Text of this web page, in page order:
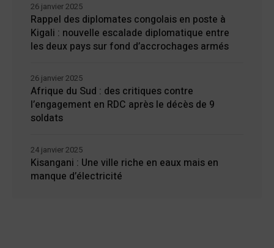
Rappel des diplomates congolais en poste à
Kigali : nouvelle escalade diplomatique entre
les deux pays sur fond d’accrochages armés
26 janvier 2025
Afrique du Sud : des critiques contre
l’engagement en RDC après le décès de 9
soldats
26 janvier 2025
Kisangani : Une ville riche en eaux mais en
manque d’électricité
24 janvier 2025